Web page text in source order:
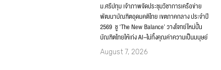
ม.ศรีปทุม เจ้าภาพจัดประชุมวิชาการเครือข่าย
พัฒนาบัณฑิตอุดมคติไทย เขตภาคกลาง ประจำปี
2569 ชู ‘The New Balance’ วางโจทย์ใหม่ปั้น
บัณฑิตไทยให้เก่ง AI–ไม่ทิ้งคุณค่าความเป็นมนุษย์
August 7, 2026